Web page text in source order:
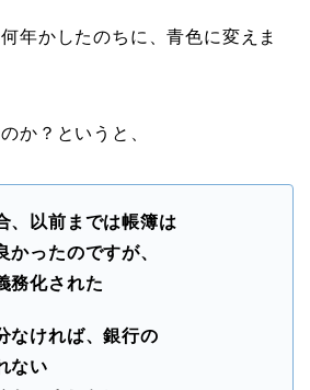
年かしたのちに、青色に変えま
か？というと、
、以前までは帳簿は
ったのですが、
務化された
なければ、銀行の
ない